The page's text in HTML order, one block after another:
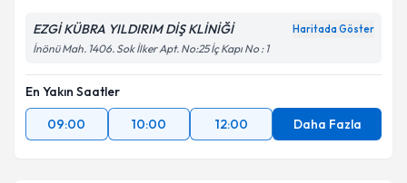
EZGİ KÜBRA YILDIRIM DİŞ KLİNİĞİ Haritada Göster
İnönü Mah. 1406. Sok İlker Apt. No:25 İç Kapı No : 1
En Yakın Saatler
09:00
10:00 12:00 Daha Fazla